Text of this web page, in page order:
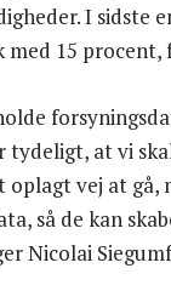
I sidste
15
tydeligt, at vi
oplagt vej at
så de kan
Nicolai